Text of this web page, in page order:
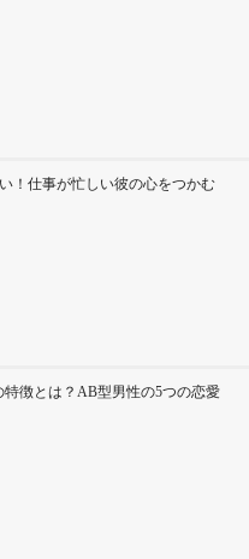
！仕事が忙しい彼の心をつかむ
特徴とは？AB型男性の5つの恋愛